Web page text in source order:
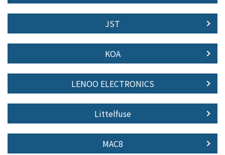
JST
KOA
LENOO ELECTRONICS
Littelfuse
MAC8